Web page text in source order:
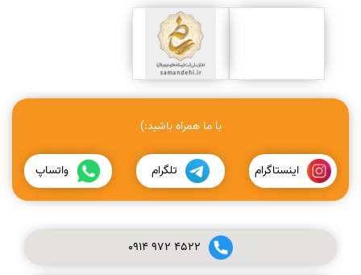
با ما همراه باشید:)
اینستاگرام تلگرام واتساپ
0914972 4522